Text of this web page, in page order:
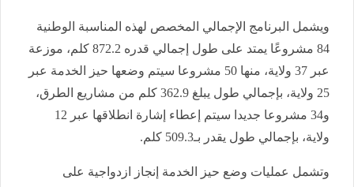
ويشمل البرنامج الإجمالي المخصص لهذه المناسبة الوطنية
84 مشروعًا يمتد على طول إجمالي قدره 872.2 كلم، موزعة
عبر 37 ولاية، منها 50 مشروعا سيتم وضعها حيز الخدمة عبر
25 ولاية، بإجمالي طول يبلغ 362.9 كلم من مشاريع الطرق،
و34 مشروعا جديدا سيتم إعطاء إشارة انطلاقها عبر 12
ولاية، بإجمالي طول يقدر بـ509.3 كلم.
وتشمل عمليات وضع حيز الخدمة إنجاز ازدواجية على